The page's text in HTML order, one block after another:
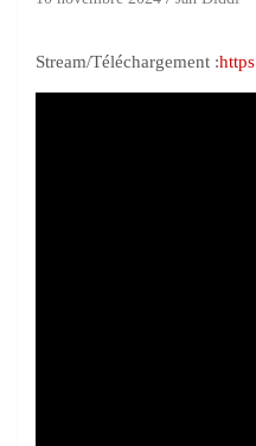
Stream/Téléchargement :